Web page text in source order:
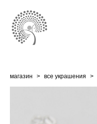
магазин > все украшения >